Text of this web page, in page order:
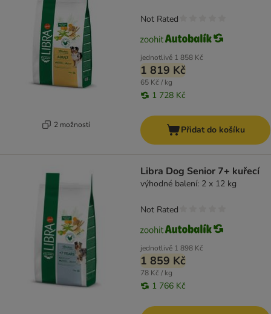
2 možností
jednotlivě 1 858 Kč
1 819 Kč
65 Kč / kg
1 728 Kč
Not Rated
Přidat do košíku
Libra Dog Senior 7+ kuřecí
výhodné balení: 2 x 12 kg
jednotlivě 1 898 Kč
1 859 Kč
78 Kč / kg
1 766 Kč
Not Rated